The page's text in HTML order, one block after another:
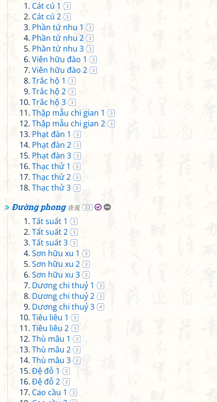
Cát cú 1 3
Cát cú 2 3
Phần tứ nhu 1 3
Phần tứ nhu 2 3
Phần tứ nhu 3 3
Viên hữu đào 1 3
Viên hữu đào 2 3
Trắc hộ 1 3
Trắc hộ 2 3
Trắc hộ 3 3
Thập mẫu chi gian 1 3
Thập mẫu chi gian 2 3
Phạt đàn 1 3
Phạt đàn 2 3
Phạt đàn 3 3
Thạc thử 1 3
Thạc thử 2 3
Thạc thử 3 3
Đường phong 唐風 33
Tất suất 1 3
Tất suất 2 3
Tất suất 3 3
Sơn hữu xu 1 3
Sơn hữu xu 2 3
Sơn hữu xu 3 3
Dương chi thuỷ 1 3
Dương chi thuỷ 2 3
Dương chi thuỷ 3 4
Tiêu liêu 1 3
Tiêu liêu 2 3
Thù mâu 1 3
Thù mâu 2 3
Thù mâu 3 3
Đệ đỗ 1 3
Đệ đỗ 2 3
Cao cầu 1 3